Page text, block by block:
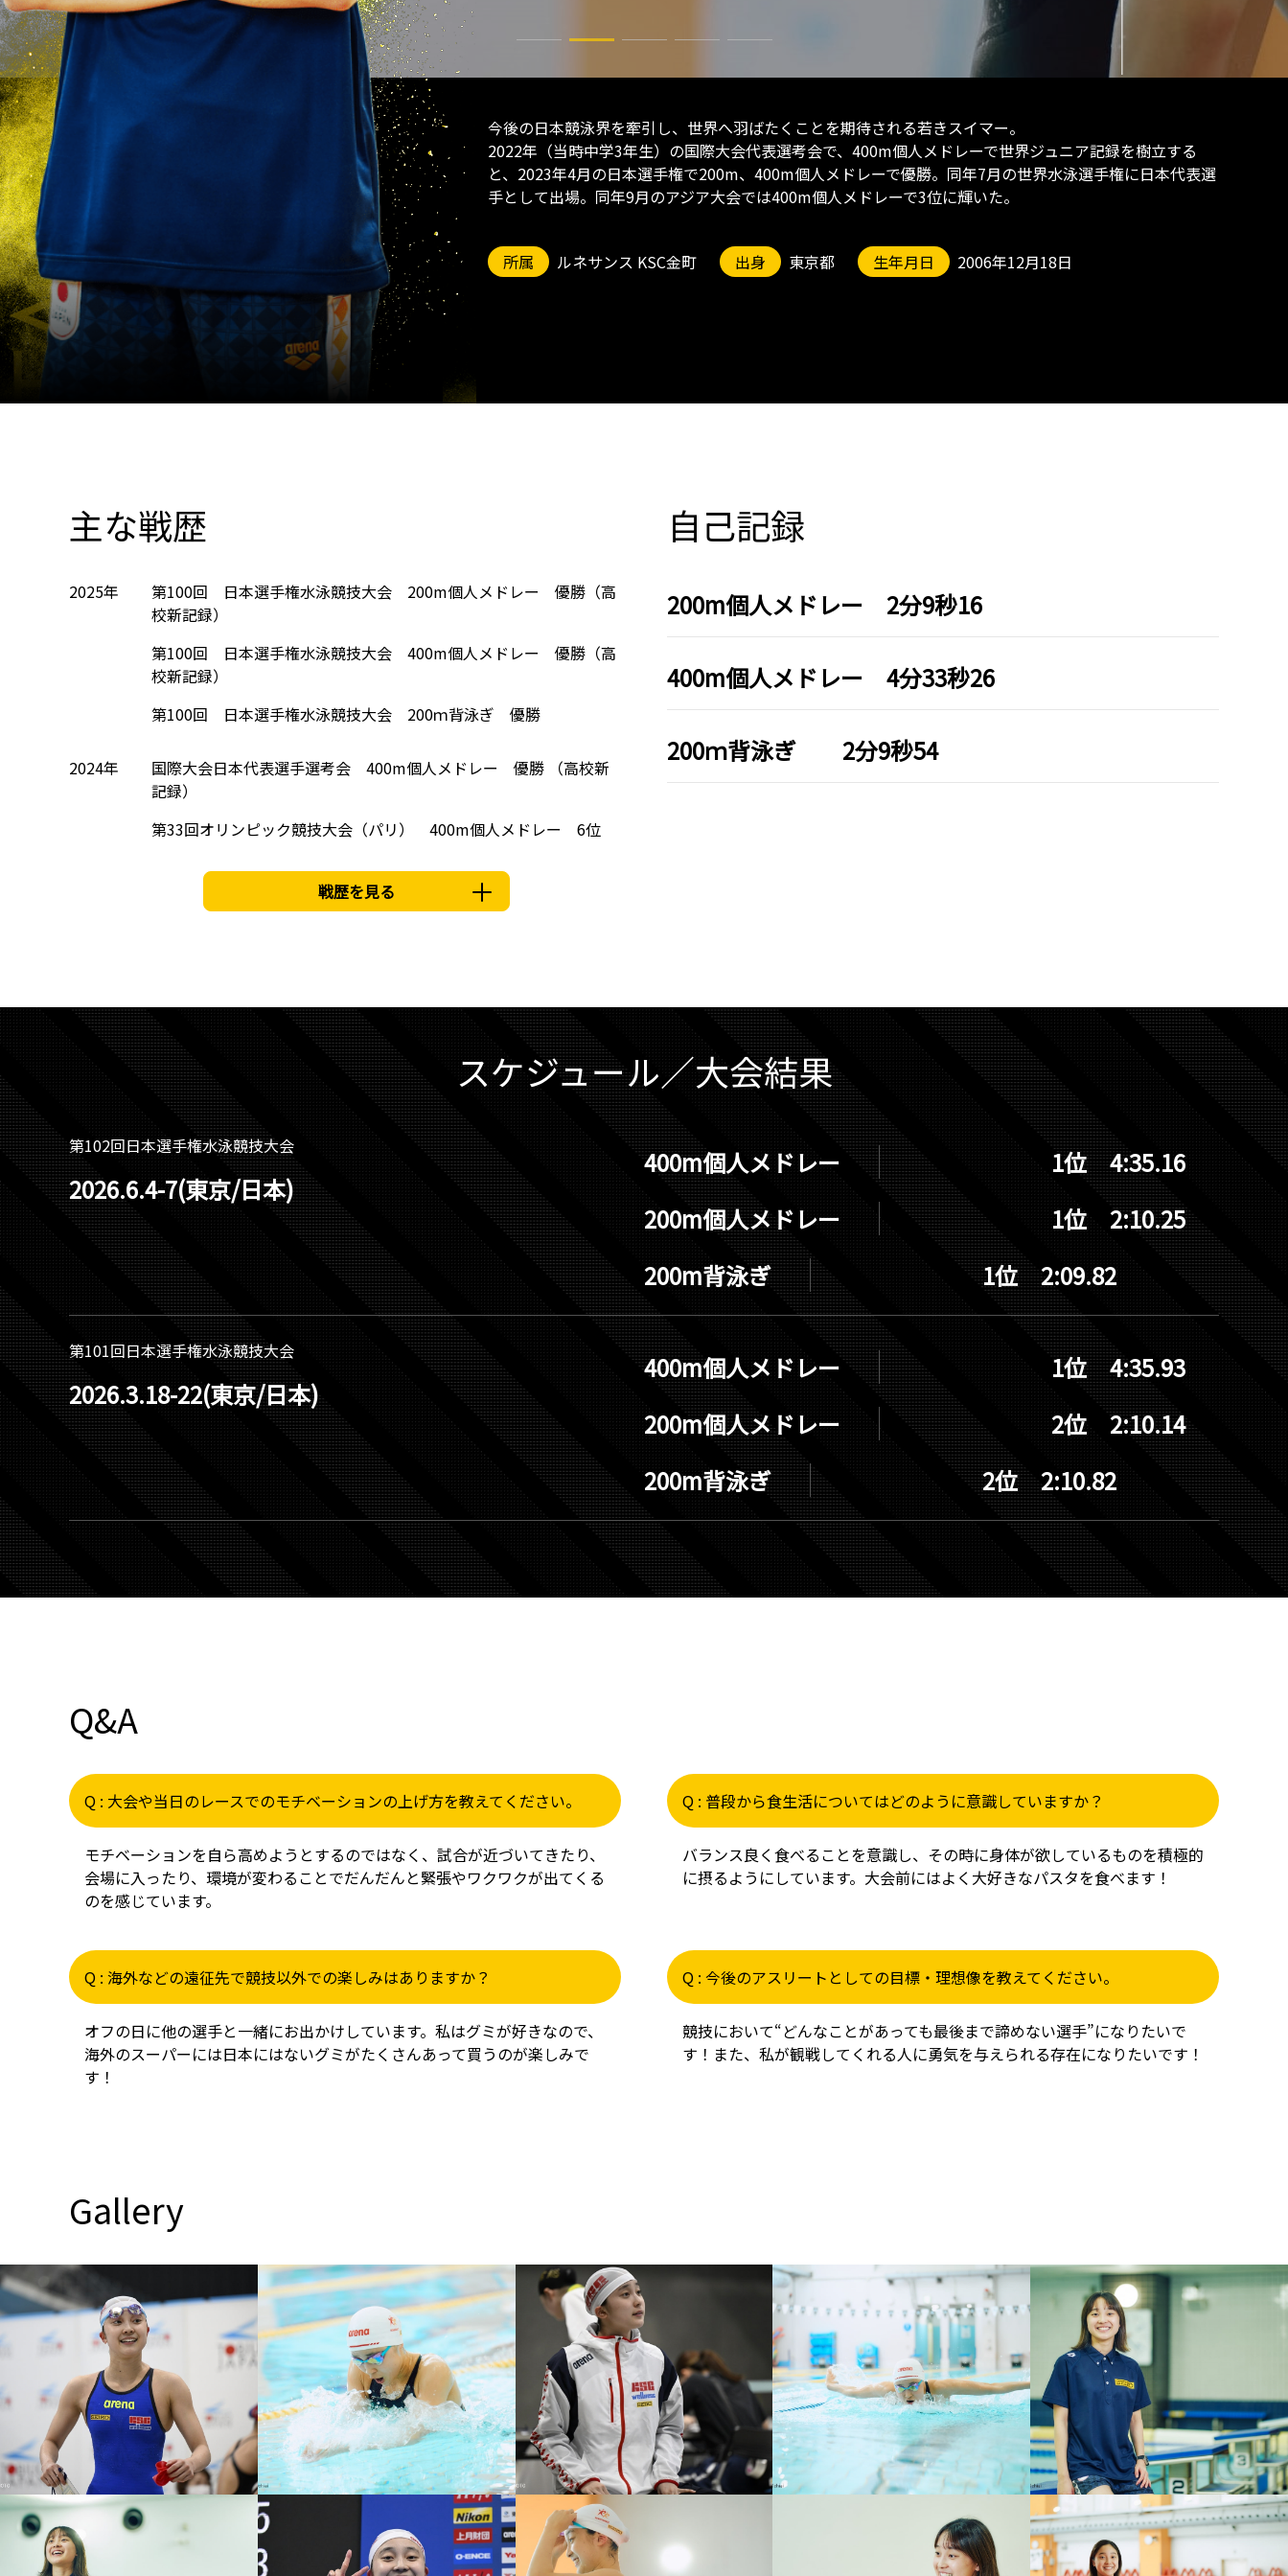
今後の日本競泳界を牽引し、世界へ羽ばたくことを期待される若きスイマー。
2022年（当時中学3年生）の国際大会代表選考会で、400m個人メドレーで世界ジュニア記録を樹立する
と、2023年4月の日本選手権で200m、400m個人メドレーで優勝。同年7月の世界水泳選手権に日本代表選
手として出場。同年9月のアジア大会では400m個人メドレーで3位に輝いた。
所属 ルネサンス KSC金町 出身 東京都 生年月日 2006年12月18日
主な戦歴
2025年
第100回 日本選手権水泳競技大会 200m個人メドレー 優勝（高
校新記録）
第100回 日本選手権水泳競技大会 400m個人メドレー 優勝（高
校新記録）
第100回 日本選手権水泳競技大会 200ｍ背泳ぎ 優勝
2024年
国際大会日本代表選手選考会 400m個人メドレー 優勝 （高校新
記録）
第33回オリンピック競技大会（パリ） 400m個人メドレー 6位
戦歴を見る
自己記録
200m個人メドレー 2分9秒16
400m個人メドレー 4分33秒26
200ｍ背泳ぎ 2分9秒54
スケジュール／大会結果
第102回日本選手権水泳競技大会
2026.6.4-7(東京/日本)
400m個人メドレー
1位 4:35.16
200m個人メドレー
1位 2:10.25
200m背泳ぎ
1位 2:09.82
第101回日本選手権水泳競技大会
2026.3.18-22(東京/日本)
400m個人メドレー
1位 4:35.93
200m個人メドレー
2位 2:10.14
200m背泳ぎ
2位 2:10.82
Q&A
Q : 大会や当日のレースでのモチベーションの上げ方を教えてください。
モチベーションを自ら高めようとするのではなく、試合が近づいてきたり、
会場に入ったり、環境が変わることでだんだんと緊張やワクワクが出てくる
のを感じています。
Q : 普段から食生活についてはどのように意識していますか？
バランス良く食べることを意識し、その時に身体が欲しているものを積極的
に摂るようにしています。大会前にはよく大好きなパスタを食べます！
Q : 海外などの遠征先で競技以外での楽しみはありますか？
オフの日に他の選手と一緒にお出かけしています。私はグミが好きなので、
海外のスーパーには日本にはないグミがたくさんあって買うのが楽しみで
す！
Q : 今後のアスリートとしての目標・理想像を教えてください。
競技において“どんなことがあっても最後まで諦めない選手”になりたいで
す！また、私が観戦してくれる人に勇気を与えられる存在になりたいです！
Gallery